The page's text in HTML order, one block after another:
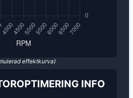
effektkurva)
INFO